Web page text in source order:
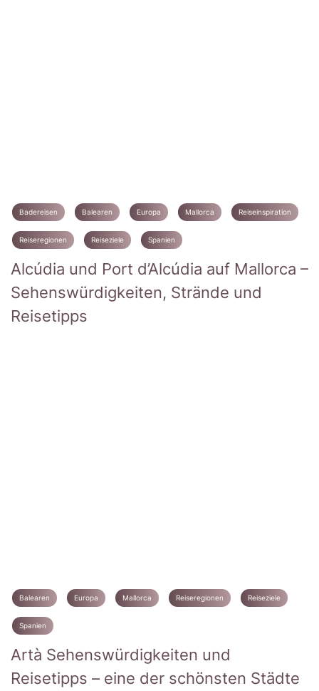
Badereisen Balearen Europa Mallorca Reiseinspiration
Reiseregionen Reiseziele Spanien
Alcúdia und Port d’Alcúdia auf Mallorca –
Sehenswürdigkeiten, Strände und
Reisetipps
Balearen Europa Mallorca Reiseregionen Reiseziele
Spanien
Artà Sehenswürdigkeiten und
Reisetipps – eine der schönsten Städte